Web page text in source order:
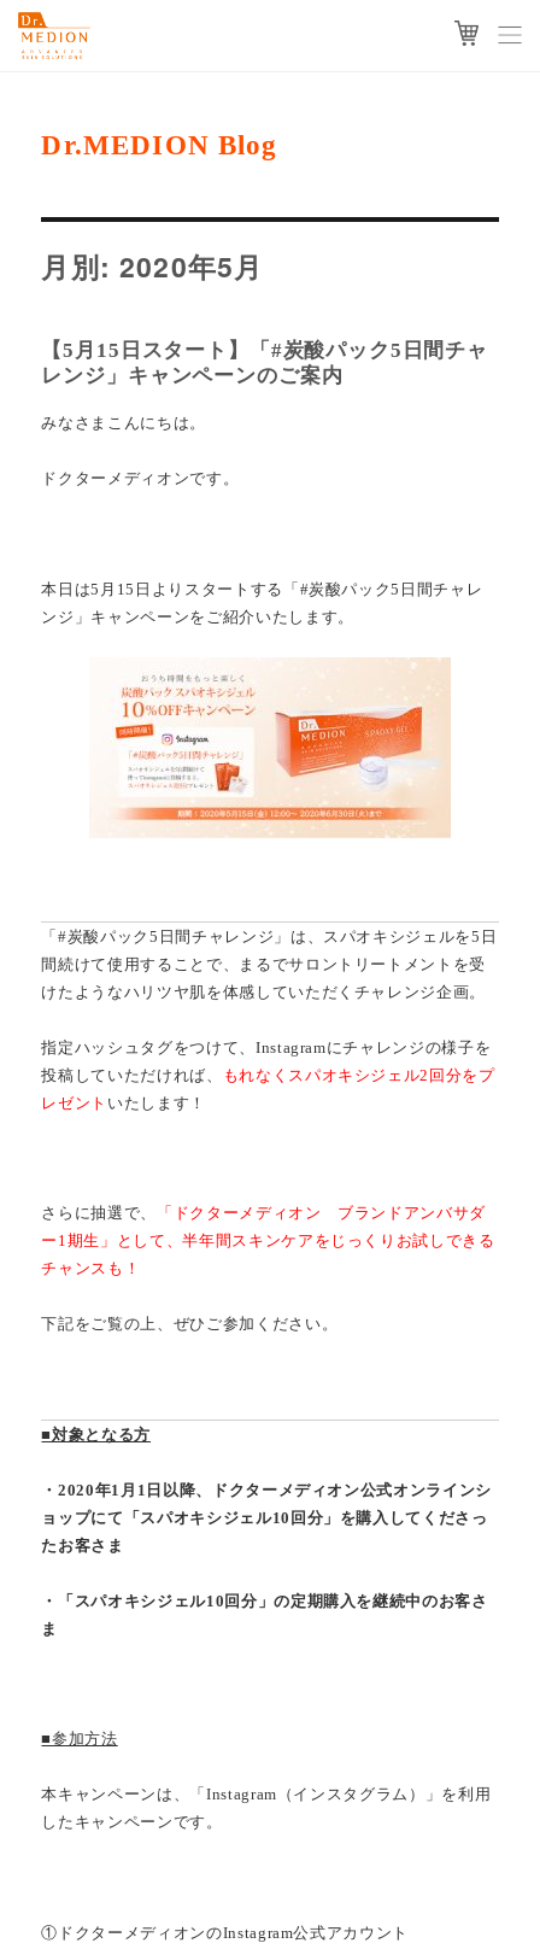
Dr.MEDION Blog
月別: 2020年5月
【5月15日スタート】「#炭酸パック5日間チャ
レンジ」キャンペーンのご案内
みなさまこんにちは。
ドクターメディオンです。
本日は5月15日よりスタートする「#炭酸パック5日間チャレ
ンジ」キャンペーンをご紹介いたします。
「#炭酸パック5日間チャレンジ」は、スパオキシジェルを5日
間続けて使用することで、まるでサロントリートメントを受
けたようなハリツヤ肌を体感していただくチャレンジ企画。
指定ハッシュタグをつけて、Instagramにチャレンジの様子を
投稿していただければ、
もれなくスパオキシジェル2回分をプ
レゼント いたします！
さらに抽選で、
「ドクターメディオン ブランドアンバサダ
ー1期生」として、半年間スキンケアをじっくりお試しできる
チャンスも！
下記をご覧の上、ぜひご参加ください。
■対象となる方
・2020年1月1日以降、ドクターメディオン公式オンラインシ
ョップにて 「スパオキシジェル10回分」を購入してくださっ
たお客さま
・「スパオキシジェル10回分」の定期購入を継続中のお客さ
ま
■参加方法
本キャンペーンは、「Instagram（インスタグラム）」を利用
したキャンペーンです。
①ドクターメディオンのInstagram公式アカウント